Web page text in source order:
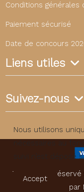
Conditions générales
Paiement sécurisé
Date de concours
Liens utiles
Suivez-nous
Tous droits
par
Nous utilisons
nécessaires au
suivi n’est déposé
Accept